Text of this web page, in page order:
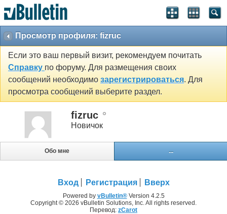
Просмотр профиля: fizruc
Если это ваш первый визит, рекомендуем почитать
Справку по форуму. Для размещения своих
сообщений необходимо зарегистрироваться. Для
просмотра сообщений выберите раздел.
fizruc
Новичок
Обо мне ...
Вход Регистрация Вверх
Powered by vBulletin®Version 4.2.5
Copyright © 2026 vBulletin Solutions, Inc. All rights reserved.
Перевод: zCarot